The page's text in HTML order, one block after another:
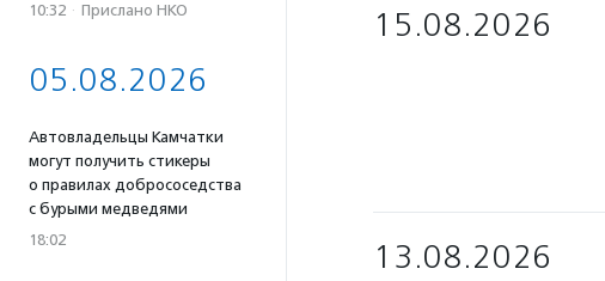
10:32 · Прислано НКО
05.08.2026
Автовладельцы Камчатки
могут получить стикеры
о правилах добрососедства
с бурыми медведями
18:02
15.08.2026
13.08.2026